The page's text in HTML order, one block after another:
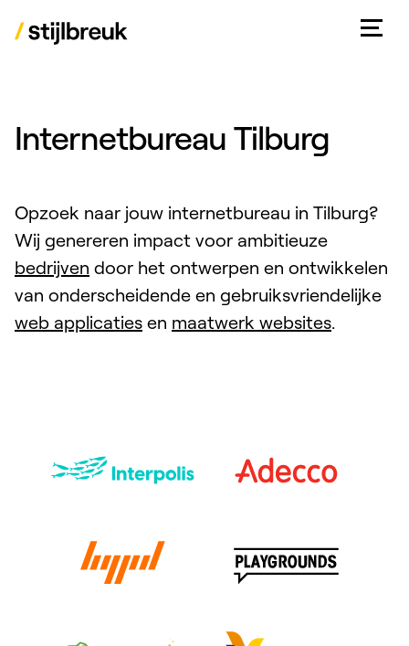
Internetbureau Tilburg
Opzoek naar jouw internetbureau in Tilburg?
Wij genereren impact voor ambitieuze
bedrijven door het ontwerpen en ontwikkelen
van onderscheidende en gebruiksvriendelijke
web applicaties en maatwerk websites.